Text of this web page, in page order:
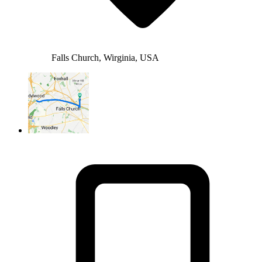
Falls Church, Wirginia, USA